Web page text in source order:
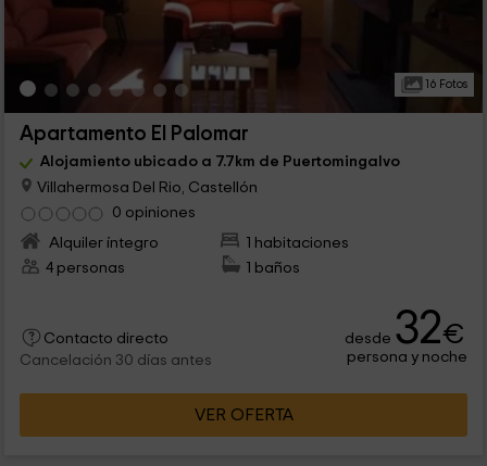
16 Fotos
Apartamento El Palomar
Alojamiento ubicado a 7.7km de Puertomingalvo
Villahermosa Del Rio, Castellón
0 opiniones
Alquiler íntegro
1 habitaciones
4 personas
1 baños
Contacto directo
Cancelación 30 días antes
desde 32€
persona y noche
VER OFERTA